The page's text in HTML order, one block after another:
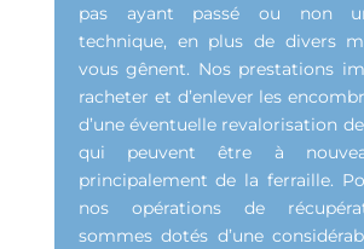
pas ayant passé ou non
technique, en plus de divers
vous gênent. Nos prestations
racheter et d’enlever les
d’une éventuelle revalorisation
qui peuvent être à
principalement de la ferraille.
nos opérations de
sommes dotés d’une